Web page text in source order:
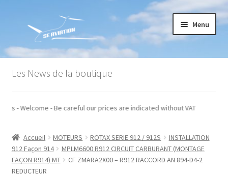
la
navigation
contenu
Menu
Accueil
Conditions générales de vente
Mon compte
Paiement
Les News de la boutique
taxes - Welcome - Be careful our prices are indicated without VAT
Accueil MOTEURS ROTAX SERIE 912 / 912S
INSTALLATION
912 Façon 914
MPLM6600 R912 CIRCUIT CARBURANT (MONTAGE
FAÇON R914) MT
CF ZMARA2X00 – R912 RACCORD AN 894-D4-2
REDUCTEUR